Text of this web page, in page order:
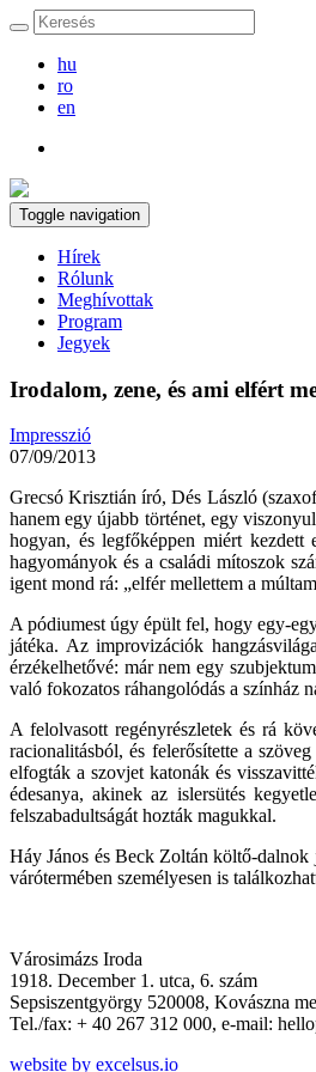
hu
ro
en
Toggle navigation
Hírek
Rólunk
Meghívottak
Program
Jegyek
Irodalom, zene, és ami elfért
Impresszió
07/09/2013
Grecsó Krisztián író, Dés László
hanem egy újabb történet, egy
hogyan, és legfőképpen miért
hagyományok és a családi mítoszok
igent mond rá: „elfér mellettem a
A pódiumest úgy épült fel, hogy egy-
játéka. Az improvizációk
érzékelhetővé: már nem egy
való fokozatos ráhangolódás a színház
A felolvasott regényrészletek és rá
racionalitásból, és felerősítette a
elfogták a szovjet katonák és
édesanya, akinek az islersütés
felszabadultságát hozták magukkal.
Háy János és Beck Zoltán költő-
várótermében személyesen is
Városimázs Iroda
1918. December 1. utca, 6. szám
Sepsiszentgyörgy 520008, Kovászna
Tel./fax: + 40 267 312 000, e-mail:
website by excelsus.io